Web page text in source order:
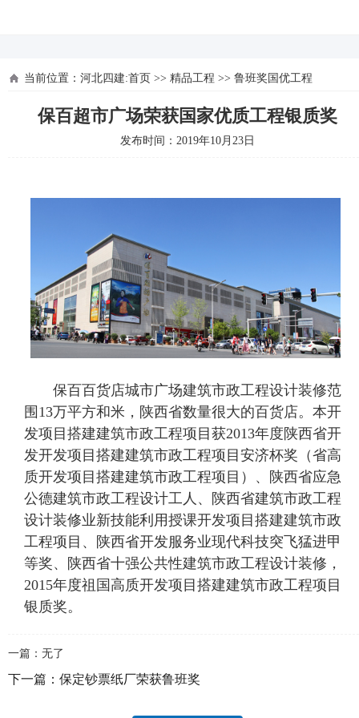
当前位置： 河北四建:首页 >> 精品工程 >> 鲁班奖国优工程
保百超市广场荣获国家优质工程银质奖
发布时间：2019年10月23日
保百百货店城市广场建筑市政工程设计装修范
围13万平方和米，陕西省数量很大的百货店。本开
发项目搭建建筑市政工程项目获2013年度陕西省开
发开发项目搭建建筑市政工程项目安济杯奖（省高
质开发项目搭建建筑市政工程项目）、陕西省应急
公德建筑市政工程设计工人、陕西省建筑市政工程
设计装修业新技能利用授课开发项目搭建建筑市政
工程项目、陕西省开发服务业现代科技突飞猛进甲
等奖、陕西省十强公共性建筑市政工程设计装修，
2015年度祖国高质开发项目搭建建筑市政工程项目
银质奖。
一篇：无了
下一篇： 保定钞票纸厂荣获鲁班奖